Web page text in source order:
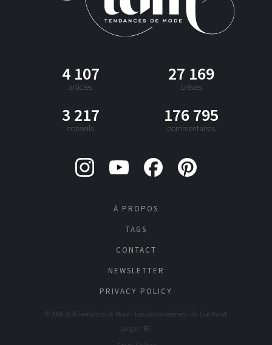
4 107
articles
27 169
brèves
3 217
conseils
176 795
commentaires
À PROPOS
TAGS
CONTACT
NEWSLETTER
PRIVACY POLICY
© 2006-2026 Tendances de Mode - Tous droits réservés - Par Lise Huret
Langue : BE